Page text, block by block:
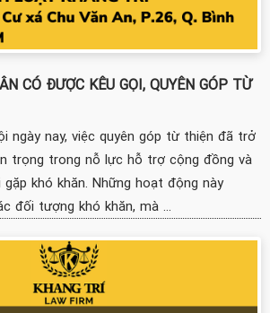
CÓ ĐƯỢC KÊU GỌI, QUYÊN GÓP TỪ
ngày nay, việc quyên góp từ thiện đã trở
trọng trong nỗ lực hỗ trợ cộng đồng và
khó khăn. Những hoạt động này
đối tượng khó khăn, mà ...